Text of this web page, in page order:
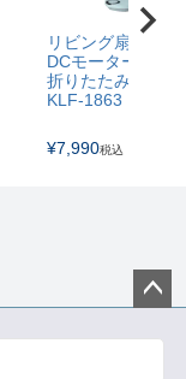
リビング扇風機
DCモーター
折りたたみ
KLF-1863
¥7,990税込
ジト